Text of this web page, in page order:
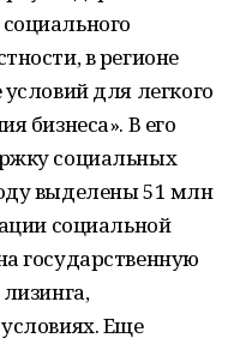
в регионе
для легкого
бизнеса». В его
социальных
выделены 51 млн
социальной
государственную
Еще